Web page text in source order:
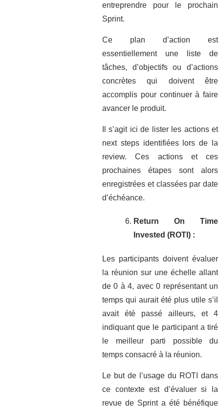
entreprendre pour le prochain
Sprint.
Ce plan d’action est
essentiellement une liste de
tâches, d’objectifs ou d’actions
concrètes qui doivent être
accomplis pour continuer à faire
avancer le produit.
Il s’agit ici de lister les actions et
next steps identifiées lors de la
review. Ces actions et ces
prochaines étapes sont alors
enregistrées et classées par date
d’échéance.
Return On Time
Invested (ROTI) :
Les participants doivent évaluer
la réunion sur une échelle allant
de 0 à 4, avec 0 représentant un
temps qui aurait été plus utile s’il
avait été passé ailleurs, et 4
indiquant que le participant a tiré
le meilleur parti possible du
temps consacré à la réunion.
Le but de l’usage du ROTI dans
ce contexte est d’évaluer si la
revue de Sprint a été bénéfique